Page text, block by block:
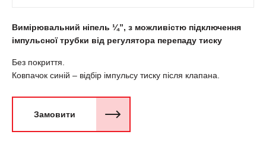
Вимірювальний ніпель ¼”, з можливістю підключення
імпульсної трубки від регулятора перепаду тиску
Без покриття.
Ковпачок синій – відбір імпульсу тиску після клапана.
Замовити